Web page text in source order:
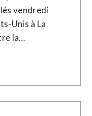
vendredi
Unis à La
la…